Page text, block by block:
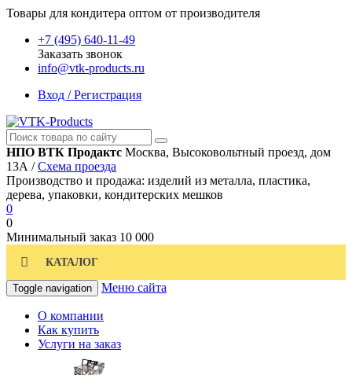
Товары для кондитера оптом от производителя
+7 (495) 640-11-49
Заказать звонок
info@vtk-products.ru
Вход / Регистрация
НПО ВТК Продактс Москва, Высоковольтный проезд, дом
13А /Схема проезда
Производство и продажа: изделий из металла, пластика,
дерева, упаковки, кондитерских мешков
0
0
Минимальный заказ 10 000
КАТАЛОГ
Toggle navigation Меню сайта
О компании
Как купить
Услуги на заказ